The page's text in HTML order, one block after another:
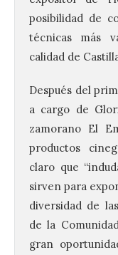
posibilidad de
técnicas más
calidad de
Después del
a cargo de
zamorano El
productos
claro que
sirven para
diversidad de
de la
gran